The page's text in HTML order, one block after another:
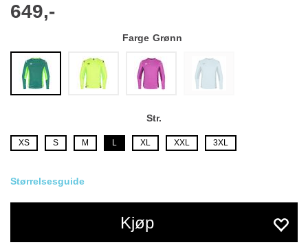
649,-
Farge Grønn
Str.
XS S M L XL XXL 3XL
Størrelsesguide
Kjøp